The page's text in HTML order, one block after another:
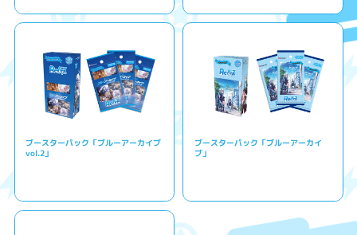
ブースターパック「ブルーアーカイブ
vol.2」
ブースターパック「ブルーアーカイ
ブ」